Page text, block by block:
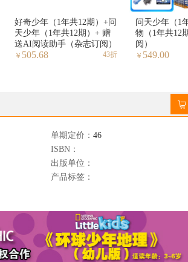
好奇少年（1年共12期）+问
天少年（1年共12期）+ 赠
送AI阅读助手（杂志订阅）
￥ 505.68 43折
问天少年（1
物（1年共12
阅）
￥ 549.00
单期定价： 46
ISBN：
出版单位：
产品标签：